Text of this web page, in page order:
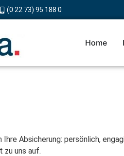
(0 22 73) 95 188 0
Home
Ihre Absicherung: persönlich,
zu uns auf.